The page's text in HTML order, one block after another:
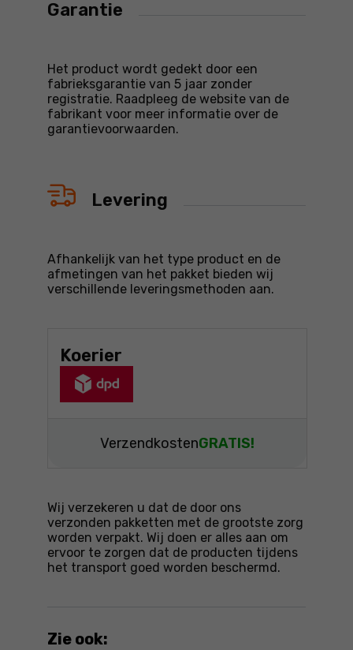
Garantie
Het product wordt gedekt door een
fabrieksgarantie van 5 jaar zonder
registratie. Raadpleeg de website van de
fabrikant voor meer informatie over de
garantievoorwaarden.
Levering
Afhankelijk van het type product en de
afmetingen van het pakket bieden wij
verschillende leveringsmethoden aan.
Koerier
VerzendkostenGRATIS!
Wij verzekeren u dat de door ons
verzonden pakketten met de grootste zorg
worden verpakt. Wij doen er alles aan om
ervoor te zorgen dat de producten tijdens
het transport goed worden beschermd.
Zie ook: